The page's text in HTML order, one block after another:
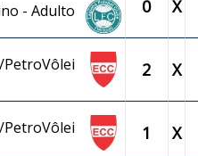
- Adulto
0 X
PetroVôlei 2 X
PetroVôlei 1 X